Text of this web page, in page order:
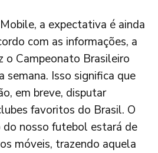
a expectativa é ainda
com as informações, a
o Campeonato Brasileiro
semana. Isso significa que
em breve, disputar
favoritos do Brasil. O
nosso futebol estará de
móveis, trazendo aquela